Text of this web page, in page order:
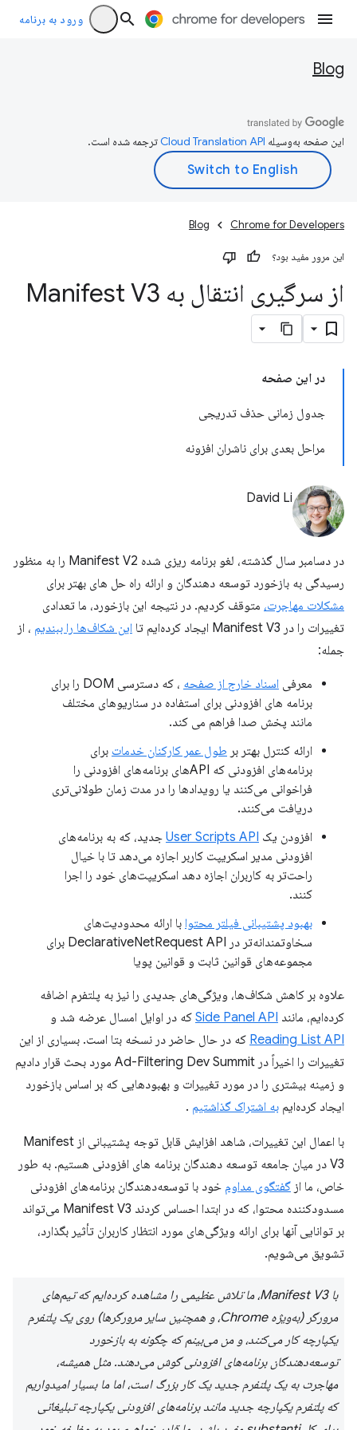
ورود به برنامه
Blog
این صفحه به‌وسیله ترجمه شده است.
Chrome for Developers
Blog
این مرور مفید بود؟
از سرگیری انتقال به Manifest V3
در این صفحه
جدول زمانی حذف تدریجی
مراحل بعدی برای ناشران افزونه
David Li
در دسامبر سال گذشته، لغو برنامه ریزی شده Manifest V2 را به منظور
رسیدگی به بازخورد توسعه دهندگان و ارائه راه حل های بهتر برای
مشکلات مهاجرت، متوقف کردیم. در نتیجه این بازخورد، ما تعدادی
تغییرات را در Manifest V3 ایجاد کرده‌ایم تا
این شکاف‌ها را ببندیم ، از
جمله:
معرفی اسناد خارج از صفحه
، که دسترسی DOM را برای
برنامه های افزودنی برای استفاده در سناریوهای مختلف
مانند پخش صدا فراهم می کند.
ارائه کنترل بهتر بر طول عمر کارکنان خدمات برای
برنامه‌های افزودنی که APIهای برنامه‌های افزودنی را
فراخوانی می‌کنند یا رویدادها را در مدت زمان طولانی‌تری
دریافت می‌کنند.
افزودن یک User Scripts API جدید، که به برنامه‌های
افزودنی مدیر اسکریپت کاربر اجازه می‌دهد تا با خیال
راحت‌تر به کاربران اجازه دهد اسکریپت‌های خود را اجرا
کنند.
بهبود پشتیبانی فیلتر محتوا با ارائه محدودیت‌های
سخاوتمندانه‌تر در DeclarativeNetRequest API برای
مجموعه‌های قوانین ثابت و قوانین پویا
علاوه بر کاهش شکاف‌ها، ویژگی‌های جدیدی را نیز به پلتفرم اضافه
کرده‌ایم، مانند Side Panel API که در اوایل امسال عرضه شد و
Reading List API که در حال حاضر در نسخه بتا است. بسیاری از این
تغییرات را اخیراً در Ad-Filtering Dev Summit مورد بحث قرار دادیم
و زمینه بیشتری را در مورد تغییرات و بهبودهایی که بر اساس بازخورد
ایجاد کرده‌ایم به اشتراک گذاشتیم .
با اعمال این تغییرات، شاهد افزایش قابل توجه پشتیبانی از Manifest
V3 در میان جامعه توسعه دهندگان برنامه های افزودنی هستیم. به طور
خاص، ما از گفتگوی مداوم خود با توسعه‌دهندگان برنامه‌های افزودنی
مسدودکننده محتوا، که در ابتدا احساس کردند Manifest V3 می‌تواند
بر توانایی آنها برای ارائه ویژگی‌های مورد انتظار کاربران تأثیر بگذارد،
تشویق می‌شویم.
با Manifest V3، ما تلاش عظیمی را مشاهده کرده‌ایم که تیم‌های
مرورگر (به‌ویژه Chrome، و همچنین سایر مرورگرها) روی یک پلتفرم
یکپارچه کار می‌کنند، و من می‌بینم که چگونه به بازخورد
توسعه‌دهندگان برنامه‌های افزودنی گوش می‌دهند. مثل همیشه،
مهاجرت به یک پلتفرم جدید یک کار بزرگ است، اما ما بسیار امیدواریم
که پلتفرم یکپارچه جدید مانند برنامه‌های افزودنی یکپارچه تبلیغاتی